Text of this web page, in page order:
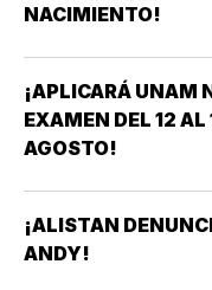
NACIMIENTO!
¡APLICARÁ UNAM
EXAMEN DEL 12 AL
AGOSTO!
¡ALISTAN
ANDY!